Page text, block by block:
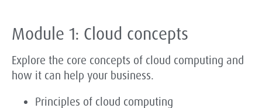
Module 1: Cloud concepts
Explore the core concepts of cloud computing and
how it can help your business.
Principles of cloud computing